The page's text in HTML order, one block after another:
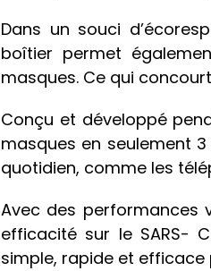
Dans un souci
boîtier permet
masques. Ce qui
Conçu et développé
masques en seulement 3
quotidien, comme les
Avec des performances
efficacité sur le SARS-
simple, rapide et efficace